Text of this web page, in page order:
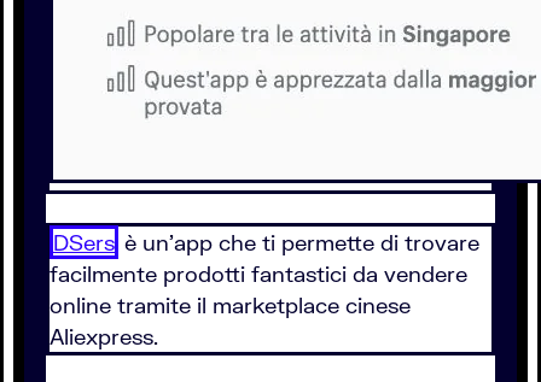
DSers è un'app che ti permette di trovare
facilmente prodotti fantastici da vendere
online tramite il marketplace cinese
Aliexpress.